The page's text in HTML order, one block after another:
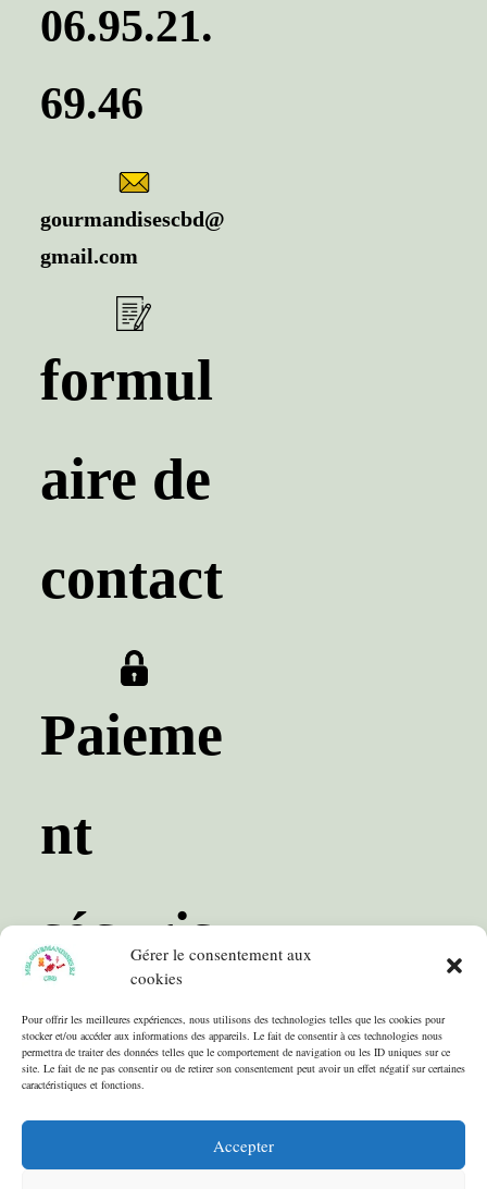
Gérer le consentement aux
cookies
Pour offrir les meilleures expériences, nous utilisons des technologies telles que les cookies pour
stocker et/ou accéder aux informations des appareils. Le fait de consentir à ces technologies nous
permettra de traiter des données telles que le comportement de navigation ou les ID uniques sur ce
site. Le fait de ne pas consentir ou de retirer son consentement peut avoir un effet négatif sur certaines
caractéristiques et fonctions.
Accepter
06.95.21.
69.46
gourmandisescbd@
gmail.com
formul
aire de
contact
Paieme
nt
sécuris
é
Conditions Générales de Ventes